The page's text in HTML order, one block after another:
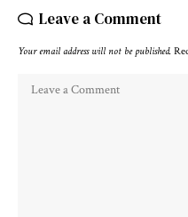
Leave a Comment
Your email address will not be published.